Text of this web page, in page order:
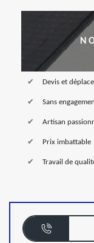
Devis et
Sans
Artisan
Prix imbattable
Travail de